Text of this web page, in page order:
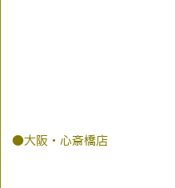
●大阪・心斎橋店